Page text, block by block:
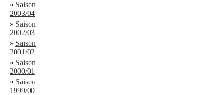
» Saison
2003/04
» Saison
2002/03
» Saison
2001/02
» Saison
2000/01
» Saison
1999/00